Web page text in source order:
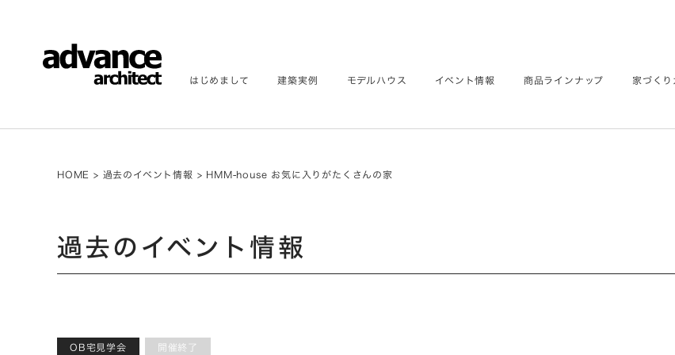
はじめまして 建築実例 モデルハウス イベント情報 商品ラインナップ 家づくり
HOME > 過去のイベント情報 > HMM-house お気に入りがたくさんの家
過去のイベント情報
OB宅見学会 開催終了